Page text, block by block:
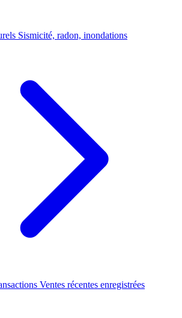
Sismicité, radon, inondations
Ventes récentes enregistrées